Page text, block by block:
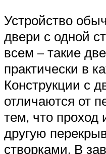
Устройство
двери с одной
всем – такие
практически в
Конструкции с
отличаются от
тем, что проход
другую
створками. В